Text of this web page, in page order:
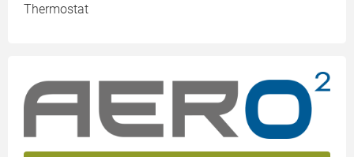
Thermostat